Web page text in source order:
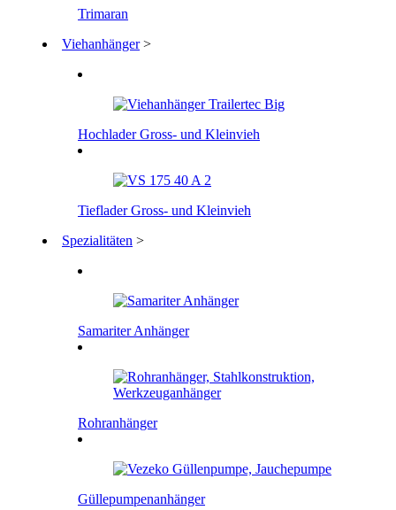
Trimaran
Viehanhänger >
Hochlader Gross- und Kleinvieh
Tieflader Gross- und Kleinvieh
Spezialitäten >
Samariter Anhänger
Rohranhänger
Güllepumpenanhänger